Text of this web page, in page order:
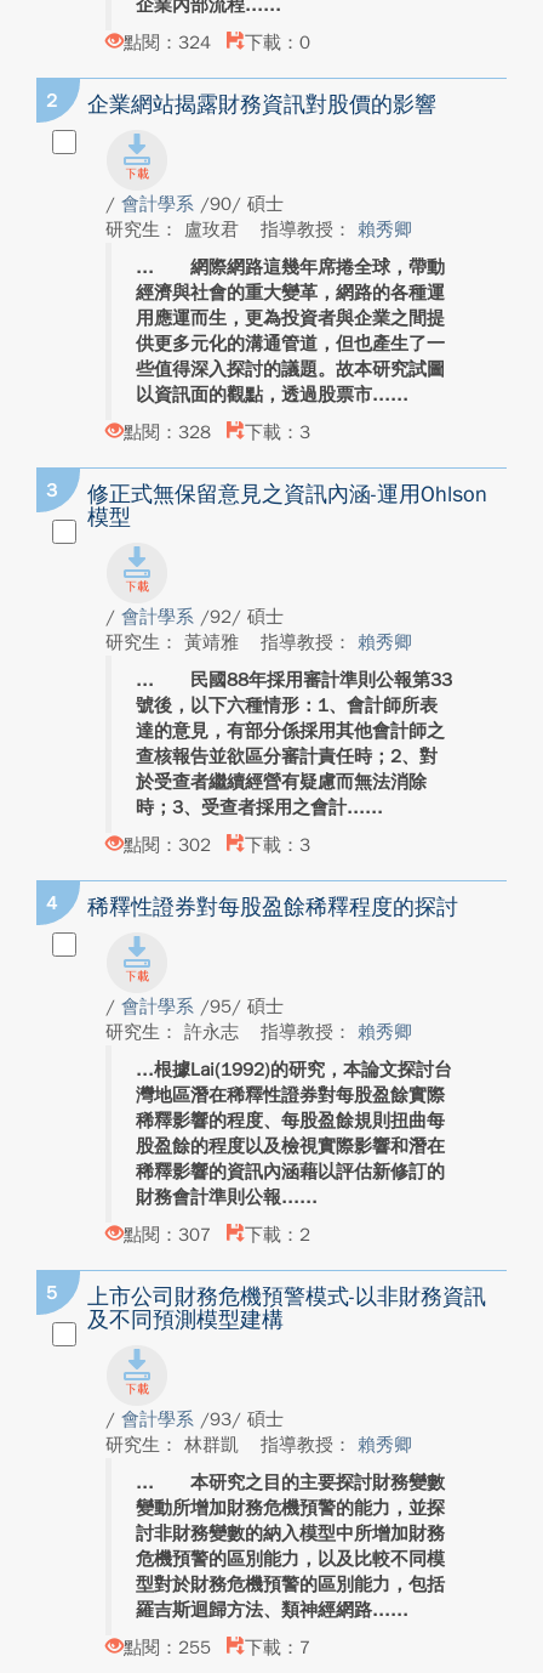
企業內部流程...
點閱：324
下載：0
2 企業網站揭露財務資訊對股價的影響
/ 會計學系 /90/ 碩士
研究生： 盧玫君
指導教授： 賴秀卿
網際網路這幾年席捲全球，帶動
經濟與社會的重大變革，網路的各種運
用應運而生，更為投資者與企業之間提
供更多元化的溝通管道，但也產生了一
些值得深入探討的議題。故本研究試圖
以資訊面的觀點，透過股票市...
點閱：328
下載：3
3
修正式無保留意見之資訊內涵-運用Ohlson
模型
/ 會計學系 /92/ 碩士
研究生： 黃靖雅
指導教授： 賴秀卿
民國88年採用審計準則公報第33
號後，以下六種情形：1、會計師所表
達的意見，有部分係採用其他會計師之
查核報告並欲區分審計責任時；2、對
於受查者繼續經營有疑慮而無法消除
時；3、受查者採用之會計...
點閱：302
下載：3
4 稀釋性證券對每股盈餘稀釋程度的探討
/ 會計學系 /95/ 碩士
研究生： 許永志
指導教授： 賴秀卿
根據Lai(1992)的研究，本論文探討台
灣地區潛在稀釋性證券對每股盈餘實際
稀釋影響的程度、每股盈餘規則扭曲每
股盈餘的程度以及檢視實際影響和潛在
稀釋影響的資訊內涵藉以評估新修訂的
財務會計準則公報...
點閱：307
下載：2
5
上市公司財務危機預警模式-以非財務資訊
及不同預測模型建構
/ 會計學系 /93/ 碩士
研究生： 林群凱
指導教授： 賴秀卿
本研究之目的主要探討財務變數
變動所增加財務危機預警的能力，並探
討非財務變數的納入模型中所增加財務
危機預警的區別能力，以及比較不同模
型對於財務危機預警的區別能力，包括
羅吉斯迴歸方法、類神經網路...
點閱：255
下載：7